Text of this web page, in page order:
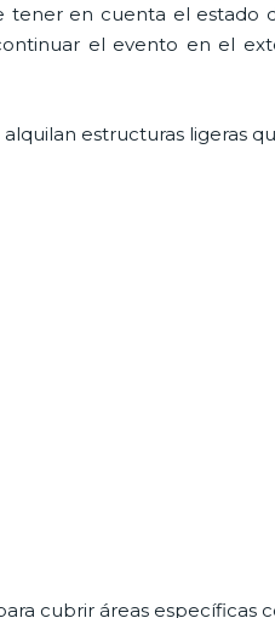
en cuenta el estado
el evento en el
estructuras ligeras
cubrir áreas específicas